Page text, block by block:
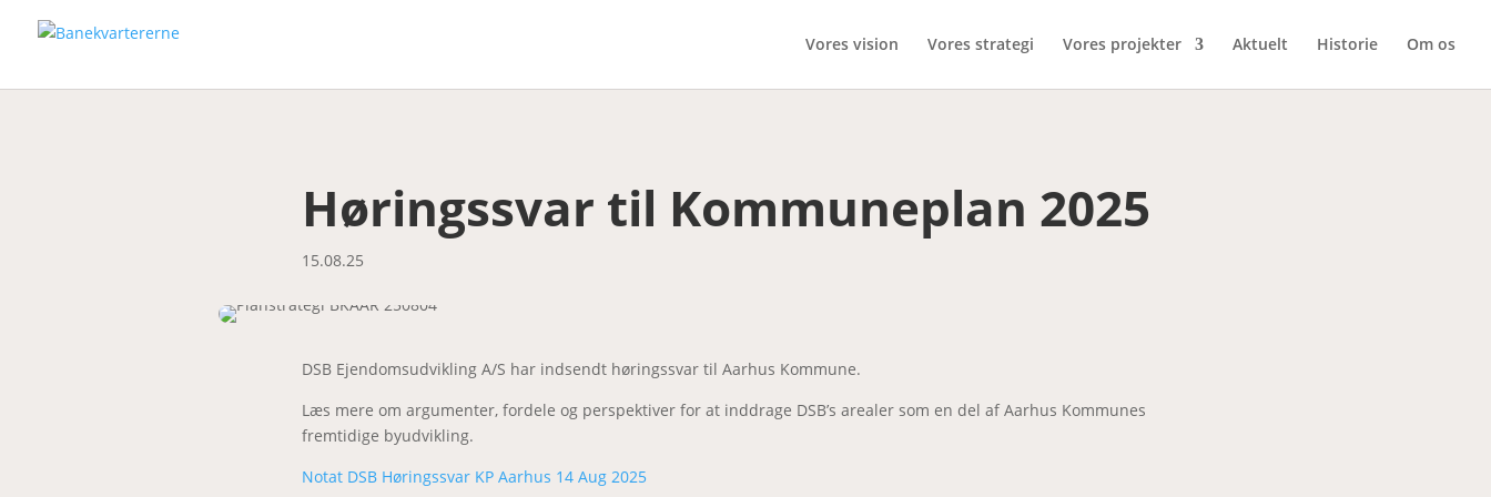
Vores vision Vores strategi Vores projekter Aktuelt Historie Om os
Høringssvar til Kommuneplan 2025
15.08.25
DSB Ejendomsudvikling A/S har indsendt høringssvar til Aarhus Kommune.
Læs mere om argumenter, fordele og perspektiver for at inddrage DSB’s arealer som en del af Aarhus Kommunes
fremtidige byudvikling.
Notat DSB Høringssvar KP Aarhus 14 Aug 2025